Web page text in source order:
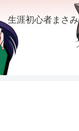
生涯初心者まさみ